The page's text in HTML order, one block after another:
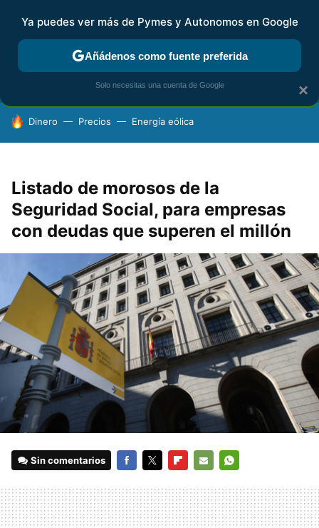
FISCALIDAD Y CONTABILIDAD KIT DIGITAL RENTA
HOY SE HABLA DE
Dinero Precios Energía eólica
Listado de morosos de la
Seguridad Social, para empresas
con deudas que superen el millón
Sin comentarios
MAIL
×
Ya puedes ver más de Pymes y Autonomos en Google
Añádenos como fuente preferida
Solo necesitas una cuenta de Google